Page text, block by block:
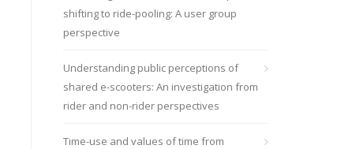
shifting to ride-pooling: A user group
perspective
Understanding public perceptions of
shared e-scooters: An investigation from
rider and non-rider perspectives
Time-use and values of time from